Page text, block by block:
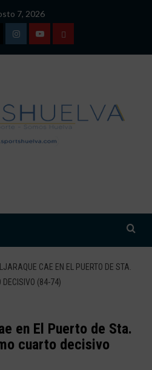
7, 2026
InstagramYoutubeTÉRMINOS
DE
USO
CAE EN EL PUERTO DE STA.
DECISIVO (84-74)
en El Puerto de Sta.
cuarto decisivo